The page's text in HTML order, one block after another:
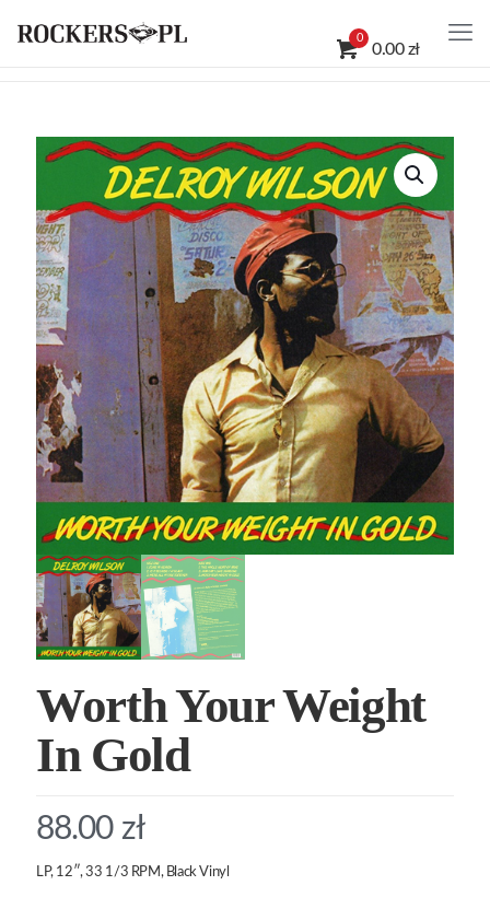
0
0.00 zł
Worth Your Weight
In Gold
88.00 zł
LP, 12″, 33 1/3 RPM, Black Vinyl